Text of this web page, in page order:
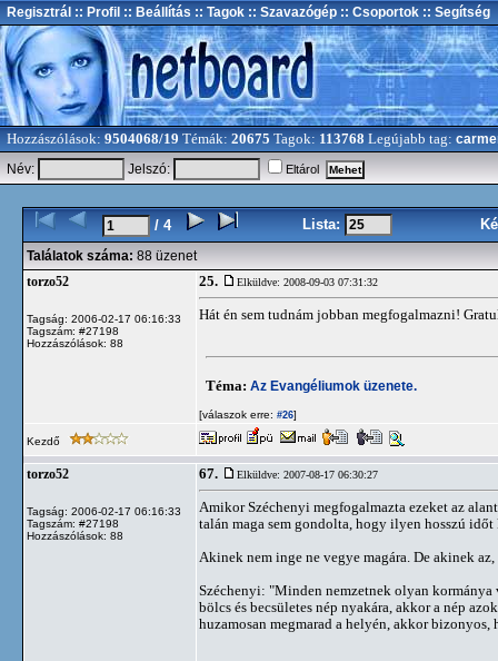
Regisztrál :: Profil :: Beállítás :: Tagok :: Szavazógép :: Csoportok :: Segítség
Hozzászólások: 9504068/19 Témák: 20675 Tagok: 113768 Legújabb tag:
Név:
Jelszó: Eltárol
/ 4 Lista:
Találatok száma: 88 üzenet
torzo52
Tagság: 2006-02-17 06:16:33
Tagszám: #27198
Hozzászólások: 88
25. Elküldve: 2008-09-03 07:31:32
Hát én sem tudnám jobban megfogalmazni!
Téma: Az Evangéliumok üzenete.
[válaszok erre: #26]
Kezdő
torzo52
Tagság: 2006-02-17 06:16:33
Tagszám: #27198
Hozzászólások: 88
67. Elküldve: 2007-08-17 06:30:27
Amikor Széchenyi megfogalmazta ezeket az
talán maga sem gondolta, hogy ilyen hosszú
Akinek nem inge ne vegye magára. De akinek
Széchenyi: "Minden nemzetnek olyan
bölcs és becsületes nép nyakára, akkor a nép
huzamosan megmarad a helyén, akkor